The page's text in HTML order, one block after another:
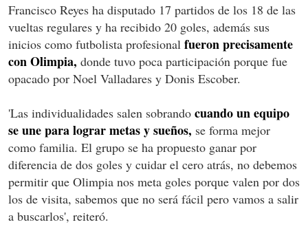
Francisco Reyes ha disputado 17 partidos de los 18 de las
vueltas regulares y ha recibido 20 goles, además sus
inicios como futbolista profesional fueron precisamente
con Olimpia, donde tuvo poca participación porque fue
opacado por Noel Valladares y Donis Escober.
'Las individualidades salen sobrando cuando un equipo
se une para lograr metas y sueños, se forma mejor
como familia. El grupo se ha propuesto ganar por
diferencia de dos goles y cuidar el cero atrás, no debemos
permitir que Olimpia nos meta goles porque valen por dos
los de visita, sabemos que no será fácil pero vamos a salir
a buscarlos', reiteró.